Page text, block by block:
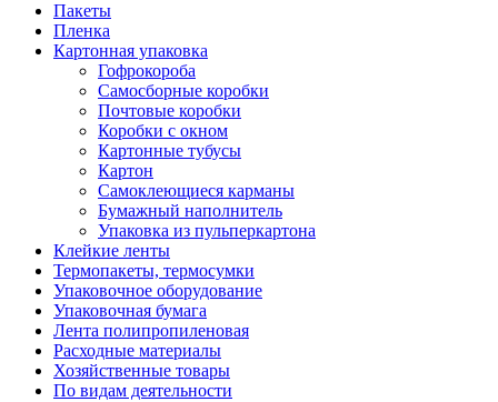
Пакеты
Пленка
Картонная упаковка
Гофрокороба
Самосборные коробки
Почтовые коробки
Коробки с окном
Картонные тубусы
Картон
Самоклеющиеся карманы
Бумажный наполнитель
Упаковка из пульперкартона
Клейкие ленты
Термопакеты, термосумки
Упаковочное оборудование
Упаковочная бумага
Лента полипропиленовая
Расходные материалы
Хозяйственные товары
По видам деятельности